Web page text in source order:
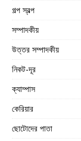
গল্প স্বল্প
সম্পাদকীয়
উত্তর সম্পাদকীয়
নিকট-দূর
ক্যাম্পাস
কেরিয়ার
ছোটোদের পাতা